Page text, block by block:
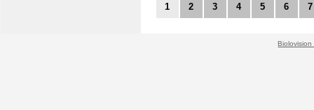
1 2 3 4 5 6 7
Biolovision